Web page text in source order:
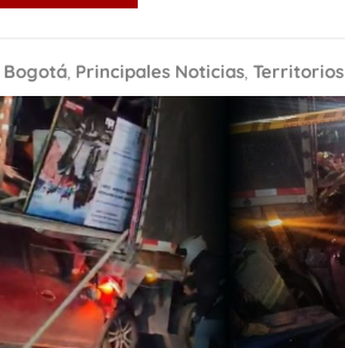
Bogotá, Principales Noticias, Territorios